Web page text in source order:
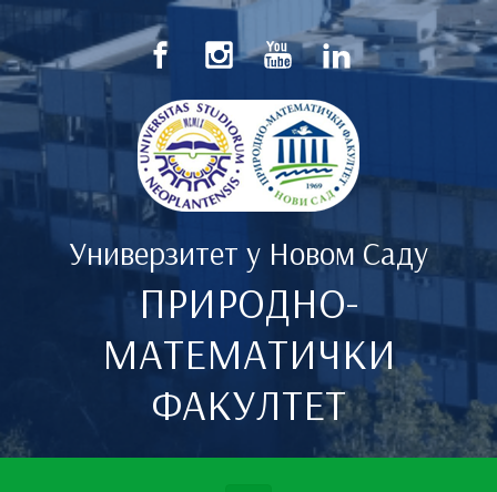
Скип то маин цонтент
Универзитет у Новом Саду
ПРИРОДНО-
МАТЕМАТИЧКИ
ФАКУЛТЕТ